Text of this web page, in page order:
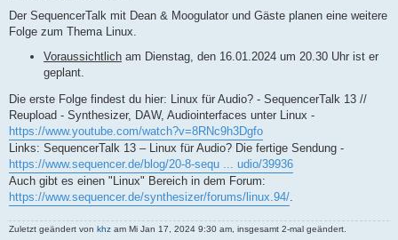
i
r
Der SequencerTalk mit Dean & Moogulator und Gäste planen eine weitere
Folge zum Thema Linux.
Voraussichtlich am Dienstag, den 16.01.2024 um 20.30 Uhr ist er
geplant.
Die erste Folge findest du hier: Linux für Audio? - SequencerTalk 13 //
Reupload - Synthesizer, DAW, Audiointerfaces unter Linux -
https://www.youtube.com/watch?v=8RNc9h3Dgfo
Links: SequencerTalk 13 – Linux für Audio? Die fertige Sendung -
https://www.sequencer.de/blog/20-8-sequ ... udio/39936
Auch gibt es einen "Linux" Bereich in dem Forum:
https://www.sequencer.de/synthesizer/forums/linux.94/.
Zuletzt geändert von khz am Mi Jan 17, 2024 9:30 am, insgesamt 2-mal geändert.